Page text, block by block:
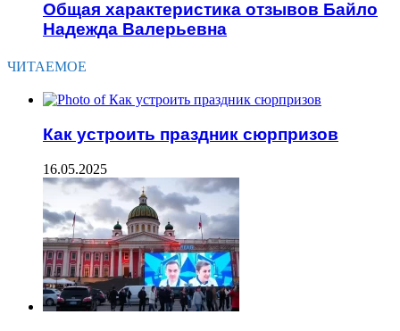
Общая характеристика отзывов Байло
Надежда Валерьевна
ЧИТАЕМОЕ
Как устроить праздник сюрпризов
16.05.2025